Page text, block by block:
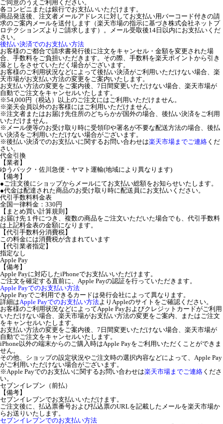
ご同意のうえご利用ください。
各コンビニまたは銀行でお支払いいただけます。
商品発送後、注文者メールアドレスに対してお支払い用バーコード付きの請
求のご案内メールを送付します（楽天市場の指示に基づき株式会社ネットプ
ロテクションズよりご請求します）。メール受取後14日以内にお支払いくだ
さい。
後払い決済でのお支払い方法
お客様のご都合で請求書発行後に注文をキャンセル・金額を変更された場
合、手数料をご負担いただきます。その際、手数料を楽天ポイントから引き
落としをさせていただく場合がございます。
お客様のご利用状況などによって後払い決済がご利用いただけない場合、楽
天市場がお支払い方法の変更をご案内いたします。
お支払い方法の変更をご案内後、7日間変更いただけない場合、楽天市場が
自動でご注文をキャンセルいたします。
※54,000円（税込）以上のご注文にはご利用いただけません。
※楽天会員以外のお客様にはご利用いただけません。
※注文者またはお届け先住所のどちらかが国外の場合、後払い決済をご利用
いただけません。
※メール便等のお受け取り時に受領印や署名が不要な配送方法の場合、後払
い決済をご利用いただけない場合がございます。
※後払い決済でのお支払いに関するお問い合わせは楽天市場までご連絡 くだ
さい。
代金引換
【業者】
ゆうパック・佐川急便・ヤマト運輸(地域により異なります)
【備考】
●ご注文後にショップからメールにてお支払い総額をお知らせいたします。
●代金は配達された商品のお受け取り時に配送員にお支払いください。
代引手数料料金表
全国一律料金：330円
【まとめ買い計算規則】
お届け先１件につき、複数の商品をご注文いただいた場合でも、代引手数料
は上記料金表の金額になります。
【代引手数料分消費税】
この料金には消費税が含まれています
【代引業者指定】
指定なし
Apple Pay
【備考】
Apple Payに対応したiPhoneでお支払いいただけます。
ご注文を確定する直前に、Apple Payの認証を行っていただきます。
Apple Payでのお支払い方法
Apple Payでご利用できるカードは発行会社によって異なります。
詳細はApple Payでのお支払い方法よりAppleのサイトをご確認ください。
お客様のご利用状況などによってApple Payおよびクレジットカードがご利用
いただけない場合、楽天市場がお支払い方法の変更をご案内、またはご注文
をキャンセルいたします。
お支払い方法の変更をご案内後、7日間変更いただけない場合、楽天市場が
自動でご注文をキャンセルいたします。
iPhone以外の端末からのご購入時はApple Payをご利用いただくことができま
せん。
その他、ショップの設定状況やご注文時の選択内容などによって、Apple Pay
がご利用いただけない場合がございます。
※Apple Payでのお支払いに関するお問い合わせは楽天市場までご連絡 くださ
い。
セブンイレブン（前払）
【備考】
セブンイレブンでお支払いいただけます。
ご注文後に、払込票番号および払込票のURLを記載したメールを楽天市場か
らお送りいたします。
セブンイレブンでのお支払い方法